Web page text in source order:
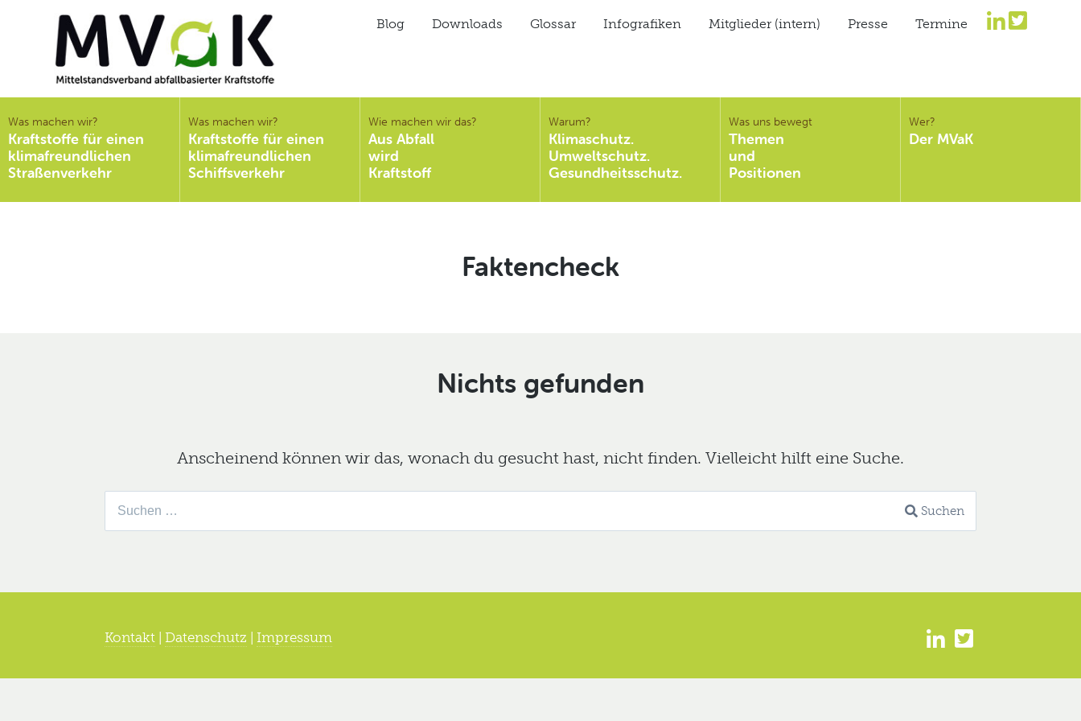
Mittelstandsverband
abfallbasierter
Kraftstoffe e.V.
MVaK
Blog Downloads Glossar Infografiken Mitglieder (intern) Presse Termine
Was machen wir?
Kraftstoffe für einen
klimafreundlichen
Straßenverkehr
Was machen wir?
Kraftstoffe für einen
klimafreundlichen
Schiffsverkehr
Wie machen wir das?
Aus Abfall
wird
Kraftstoff
Warum?
Klimaschutz.
Umweltschutz.
Gesundheitsschutz.
Was uns bewegt
Themen
und
Positionen
Wer?
Der MVaK
Schlagwort:
Faktencheck
Nichts gefunden
Anscheinend können wir das, wonach du gesucht hast, nicht finden. Vielleicht hilft eine Suche.
Suche
nach:
Suchen
Kontakt| Datenschutz | Impressum